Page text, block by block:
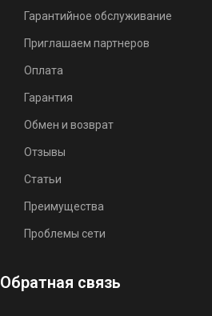
Гарантийное обслуживание
Приглашаем партнеров
Оплата
Гарантия
Обмен и возврат
Отзывы
Статьи
Преимущества
Проблемы сети
Обратная связь